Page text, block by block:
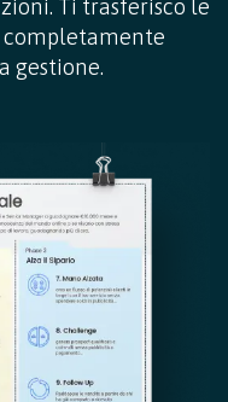
Ti trasferisco le
gestione.